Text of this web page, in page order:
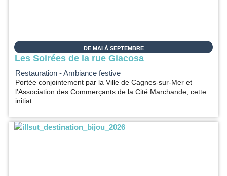
DE MAI À SEPTEMBRE
Les Soirées de la rue Giacosa
Restauration - Ambiance festive
Portée conjointement par la Ville de Cagnes-sur-Mer et
l’Association des Commerçants de la Cité Marchande, cette
initiat…